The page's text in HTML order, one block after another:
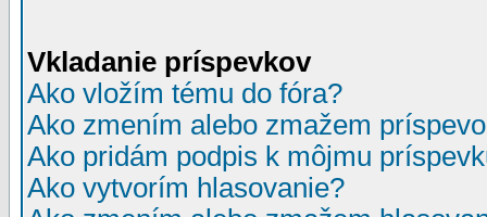
Vkladanie príspevkov
Ako vložím tému do fóra?
Ako zmením alebo zmažem
Ako pridám podpis k môjmu
Ako vytvorím hlasovanie?